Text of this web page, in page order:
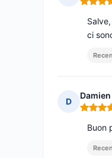
Nota: 5
ci
D
Damien
Nota: 5
Buon